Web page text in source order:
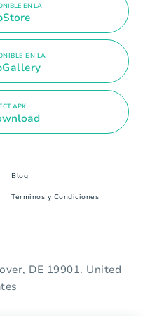
EN LA
EN LA
APK
Blog
Términos y Condiciones
DE 19901. United